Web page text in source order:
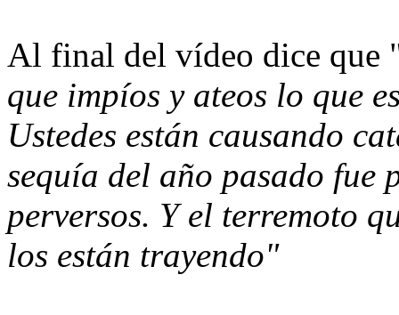
Al final del vídeo dice que
que impíos y ateos lo que
Ustedes están causando
sequía del año pasado fue
perversos. Y el terremoto
los están trayendo"